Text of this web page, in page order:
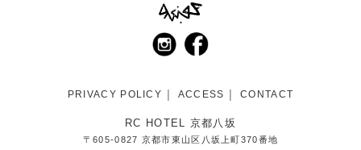
PRIVACY POLICY ACCESS CONTACT
RC HOTEL 京都八坂
〒605-0827 京都市東山区八坂上町370番地